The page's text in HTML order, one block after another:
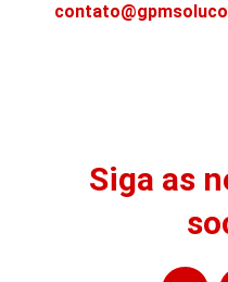
Siga as